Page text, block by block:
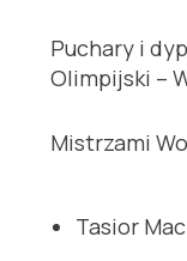
Puchary i
Olimpijski –
Mistrzami
Tasior